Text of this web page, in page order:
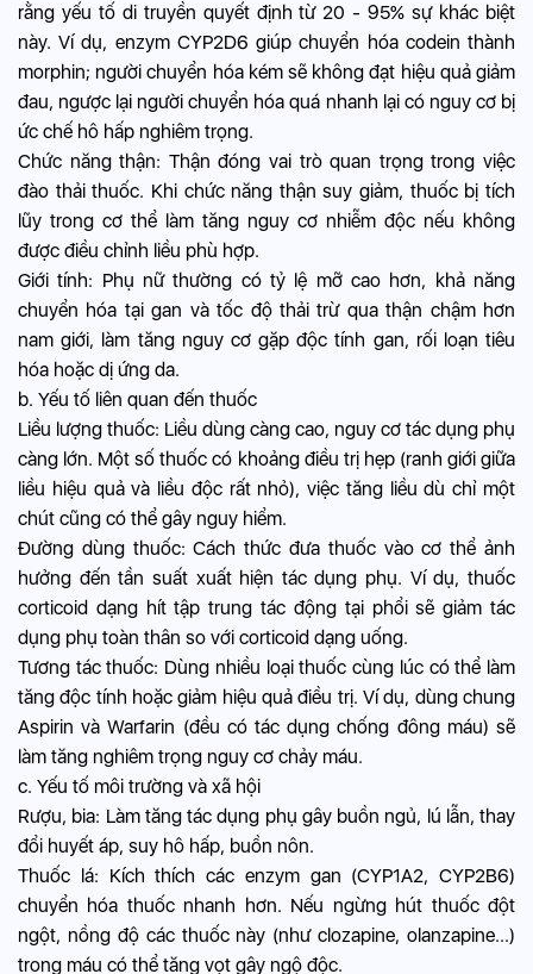
rằng yếu tố di truyền quyết định từ 20 - 95% sự khác biệt
này. Ví dụ, enzym CYP2D6 giúp chuyển hóa codein thành
morphin; người chuyển hóa kém sẽ không đạt hiệu quả giảm
đau, ngược lại người chuyển hóa quá nhanh lại có nguy cơ bị
ức chế hô hấp nghiêm trọng.
Chức năng thận: Thận đóng vai trò quan trọng trong việc
đào thải thuốc. Khi chức năng thận suy giảm, thuốc bị tích
lũy trong cơ thể làm tăng nguy cơ nhiễm độc nếu không
được điều chỉnh liều phù hợp.
Giới tính: Phụ nữ thường có tỷ lệ mỡ cao hơn, khả năng
chuyển hóa tại gan và tốc độ thải trừ qua thận chậm hơn
nam giới, làm tăng nguy cơ gặp độc tính gan, rối loạn tiêu
hóa hoặc dị ứng da.
b. Yếu tố liên quan đến thuốc
Liều lượng thuốc: Liều dùng càng cao, nguy cơ tác dụng phụ
càng lớn. Một số thuốc có khoảng điều trị hẹp (ranh giới giữa
liều hiệu quả và liều độc rất nhỏ), việc tăng liều dù chỉ một
chút cũng có thể gây nguy hiểm.
Đường dùng thuốc: Cách thức đưa thuốc vào cơ thể ảnh
hưởng đến tần suất xuất hiện tác dụng phụ. Ví dụ, thuốc
corticoid dạng hít tập trung tác động tại phổi sẽ giảm tác
dụng phụ toàn thân so với corticoid dạng uống.
Tương tác thuốc: Dùng nhiều loại thuốc cùng lúc có thể làm
tăng độc tính hoặc giảm hiệu quả điều trị. Ví dụ, dùng chung
Aspirin và Warfarin (đều có tác dụng chống đông máu) sẽ
làm tăng nghiêm trọng nguy cơ chảy máu.
c. Yếu tố môi trường và xã hội
Rượu, bia: Làm tăng tác dụng phụ gây buồn ngủ, lú lẫn, thay
đổi huyết áp, suy hô hấp, buồn nôn.
Thuốc lá: Kích thích các enzym gan (CYP1A2, CYP2B6)
chuyển hóa thuốc nhanh hơn. Nếu ngừng hút thuốc đột
ngột, nồng độ các thuốc này (như clozapine, olanzapine...)
trong máu có thể tăng vọt gây ngộ độc.